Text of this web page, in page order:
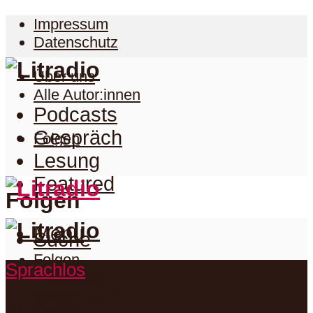
Impressum
Datenschutz
Über uns
Alle Autor:innen
Folgen
Folgen
Folgen
Facebook
Podcasts
Gespräch
Lesung
Featured
Menu
Suche
Podcasts
Sprachlos